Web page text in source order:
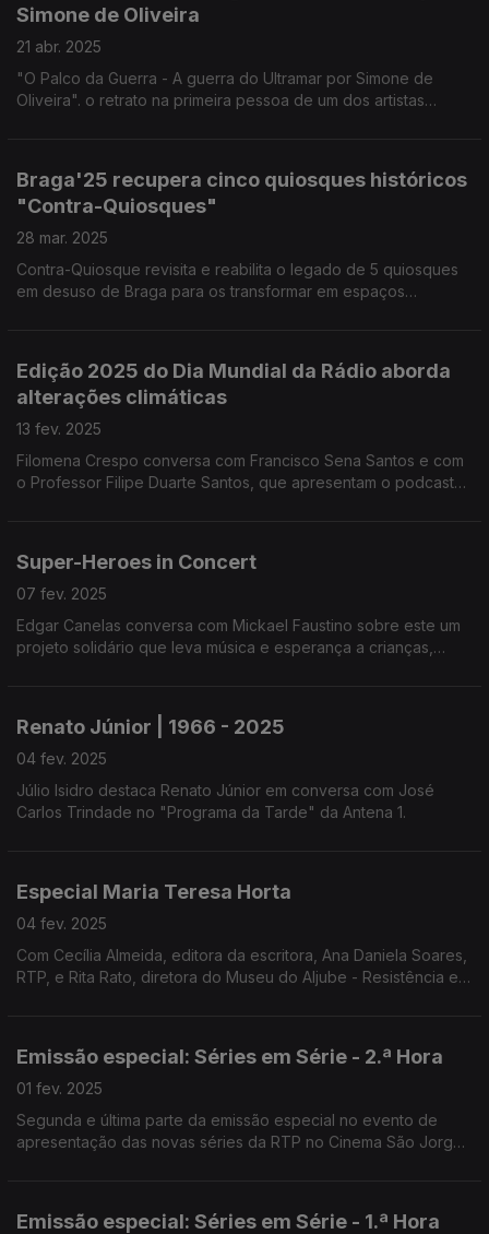
Simone de Oliveira
21 abr. 2025
"O Palco da Guerra - A guerra do Ultramar por Simone de
Oliveira". o retrato na primeira pessoa de um dos artistas
Braga'25 recupera cinco quiosques históricos
"Contra-Quiosques"
28 mar. 2025
Contra-Quiosque revisita e reabilita o legado de 5 quiosques
em desuso de Braga para os transformar em espaços
Edição 2025 do Dia Mundial da Rádio aborda
alterações climáticas
13 fev. 2025
Filomena Crespo conversa com Francisco Sena Santos e com
o Professor Filipe Duarte Santos, que apresentam o podcast
Super-Heroes in Concert
07 fev. 2025
Edgar Canelas conversa com Mickael Faustino sobre este um
projeto solidário que leva música e esperança a crianças,
Renato Júnior | 1966 - 2025
04 fev. 2025
Júlio Isidro destaca Renato Júnior em conversa com José
Carlos Trindade no "Programa da Tarde" da Antena 1.
Especial Maria Teresa Horta
04 fev. 2025
Com Cecília Almeida, editora da escritora, Ana Daniela Soares,
RTP, e Rita Rato, diretora do Museu do Aljube - Resistência e
Emissão especial: Séries em Série - 2.ª Hora
01 fev. 2025
Segunda e última parte da emissão especial no evento de
apresentação das novas séries da RTP no Cinema São Jorge
Emissão especial: Séries em Série - 1.ª Hora